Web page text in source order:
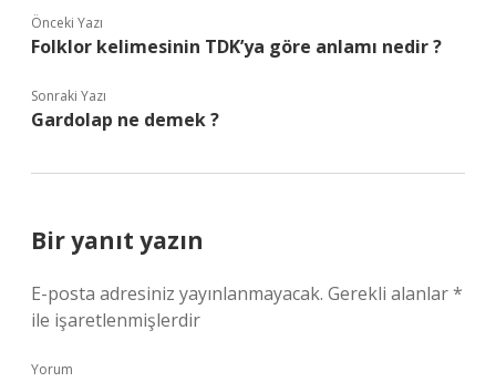
Önceki Yazı
Folklor kelimesinin TDK’ya göre anlamı nedir ?
Sonraki Yazı
Gardolap ne demek ?
Bir yanıt yazın
E-posta adresiniz yayınlanmayacak. Gerekli alanlar*
ile işaretlenmişlerdir
Yorum